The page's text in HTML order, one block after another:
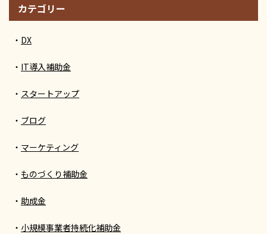
カテゴリー
DX
IT導入補助金
スタートアップ
ブログ
マーケティング
ものづくり補助金
助成金
小規模事業者持続化補助金